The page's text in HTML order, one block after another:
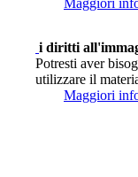
Maggiori
i diritti
Potresti aver
utilizzare il
Maggiori